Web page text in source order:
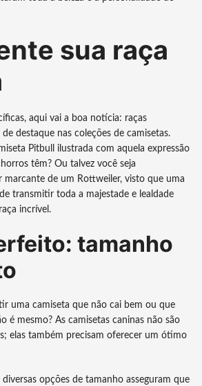
sua raça
aqui vai a boa notícia: raças
destaque nas coleções de camisetas.
Pitbull ilustrada com aquela expressão
têm? Ou talvez você seja
marcante de um Rottweiler, visto que uma
transmitir toda a majestade e lealdade
incrível.
tamanho
uma camiseta que não cai bem ou que
é mesmo? As camisetas caninas não são
elas também precisam oferecer um ótimo
diversas opções de tamanho asseguram que